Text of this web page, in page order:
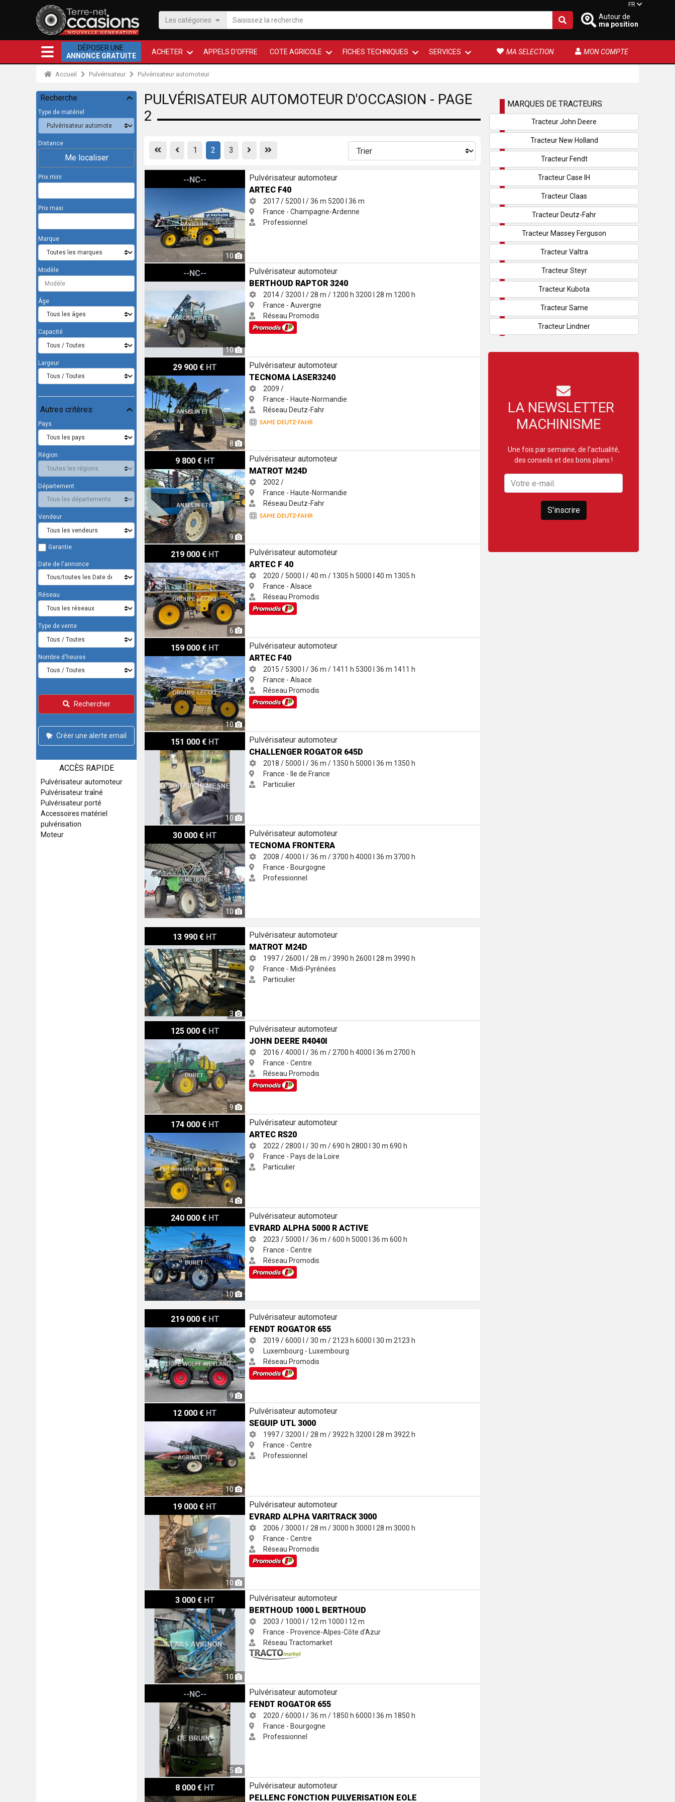
Les catégories
Autour de
ma position
FR
DÉPOSER UNE
ANNONCE GRATUITE
ACHETER APPELS D'OFFRE COTE AGRICOLE FICHES TECHNIQUES SERVICES MA SELECTION MON COMPTE
Accueil Pulvérisateur Pulvérisateur automoteur
Recherche
Type de matériel
Distance
Me localiser
Prix mini
Prix maxi
Marque
Modèle
Âge
Capacité
Largeur
Autres critères
Pays
Région
Département
Vendeur
Garantie
Date de l'annonce
Réseau
Type de vente
Nombre d'heures
Rechercher
Créer une alerte email
ACCÈS RAPIDE
Pulvérisateur automoteur
Pulvérisateur traîné
Pulvérisateur porté
Accessoires matériel
pulvérisation
Moteur
PULVÉRISATEUR AUTOMOTEUR D'OCCASION - PAGE
2
FirstPrevious
1 2 3 Previous
--NC--
10
Pulvérisateur automoteur
ARTEC F40
2017 / 5200 l / 36 m 5200 l36 m
France - Champagne-Ardenne
Professionnel
--NC--
10
Berthoud RAPTOR 3240
Pulvérisateur automoteur
BERTHOUD RAPTOR 3240
2014 / 3200 l / 28 m / 1200 h3200 l28 m 1200 h
France - Auvergne
Réseau Promodis
29 900 € HT
8
Tecnoma LASER3240
Pulvérisateur automoteur
TECNOMA LASER3240
2009 /
France - Haute-Normandie
Réseau Deutz-Fahr
9 800 € HT
9
Matrot M24D
Pulvérisateur automoteur
MATROT M24D
2002 /
France - Haute-Normandie
Réseau Deutz-Fahr
219 000 € HT
6
Artec F 40
Pulvérisateur automoteur
ARTEC F 40
2020 / 5000 l / 40 m / 1305 h 5000 l40 m 1305 h
France - Alsace
Réseau Promodis
159 000 € HT
10
Artec F40
Pulvérisateur automoteur
ARTEC F40
2015 / 5300 l / 36 m / 1411 h 5300 l36 m 1411 h
France - Alsace
Réseau Promodis
151 000 € HT
10
Challenger ROGATOR 645D
Pulvérisateur automoteur
CHALLENGER ROGATOR 645D
2018 / 5000 l / 36 m / 1350 h 5000 l36 m 1350 h
France - Ile de France
Particulier
30 000 € HT
10
Tecnoma FRONTERA
Pulvérisateur automoteur
TECNOMA FRONTERA
2008 / 4000 l / 36 m / 3700 h4000 l36 m3700 h
France - Bourgogne
Professionnel
13 990 € HT
3
Matrot M24D
Pulvérisateur automoteur
MATROT M24D
1997 / 2600 l / 28 m / 3990 h2600 l28 m3990 h
France - Midi-Pyrénées
Particulier
125 000 € HT
9
John Deere R4040i
Pulvérisateur automoteur
JOHN DEERE R4040I
2016 / 4000 l / 36 m / 2700 h4000 l36 m 2700 h
France - Centre
Réseau Promodis
174 000 € HT
4
Artec Rs20
Pulvérisateur automoteur
ARTEC RS20
2022 / 2800 l / 30 m / 690 h 2800 l30 m690 h
France - Pays de la Loire
Particulier
240 000 € HT
10
Evrard ALPHA 5000 R ACTIVE
Pulvérisateur automoteur
EVRARD ALPHA 5000 R ACTIVE
2023 / 5000 l / 36 m / 600 h 5000 l36 m600 h
France - Centre
Réseau Promodis
219 000 € HT
9
Fendt Rogator 655
Pulvérisateur automoteur
FENDT ROGATOR 655
2019 / 6000 l / 30 m / 2123 h6000 l30 m2123 h
Luxembourg - Luxembourg
Réseau Promodis
12 000 € HT
10
Seguip UTL 3000
Pulvérisateur automoteur
SEGUIP UTL 3000
1997 / 3200 l / 28 m / 3922 h3200 l 28 m3922 h
France - Centre
Professionnel
19 000 € HT
10
Evrard ALPHA VARITRACK 3000
Pulvérisateur automoteur
EVRARD ALPHA VARITRACK 3000
2006 / 3000 l / 28 m / 3000 h3000 l 28 m3000 h
France - Centre
Réseau Promodis
3 000 € HT
10
Berthoud 1000 L BERTHOUD
Pulvérisateur automoteur
BERTHOUD 1000 L BERTHOUD
2003 / 1000 l / 12 m 1000 l 12 m
France - Provence-Alpes-Côte d'Azur
Réseau Tractomarket
--NC--
5
Fendt ROGATOR 655
Pulvérisateur automoteur
FENDT ROGATOR 655
2020 / 6000 l / 36 m / 1850 h6000 l36 m 1850 h
France - Bourgogne
Professionnel
8 000 € HT
Pellenc FONCTION PULVERISATION EOLEPulvérisateur automoteur
PELLENC FONCTION PULVERISATION EOLE
MARQUES DE TRACTEURS
Tracteur John Deere
Tracteur New Holland
Tracteur Fendt
Tracteur Case IH
Tracteur Claas
Tracteur Deutz-Fahr
Tracteur Massey Ferguson
Tracteur Valtra
Tracteur Steyr
Tracteur Kubota
Tracteur Same
Tracteur Lindner
LA NEWSLETTER
MACHINISME
Une fois par semaine, de l’actualité,
des conseils et des bons plans !
S'inscrire